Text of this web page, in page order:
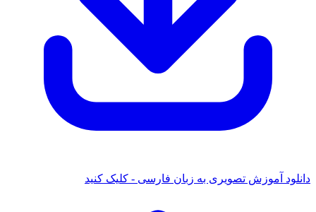
دانلود آموزش تصویری به زبان فارسی - کلیک کنید